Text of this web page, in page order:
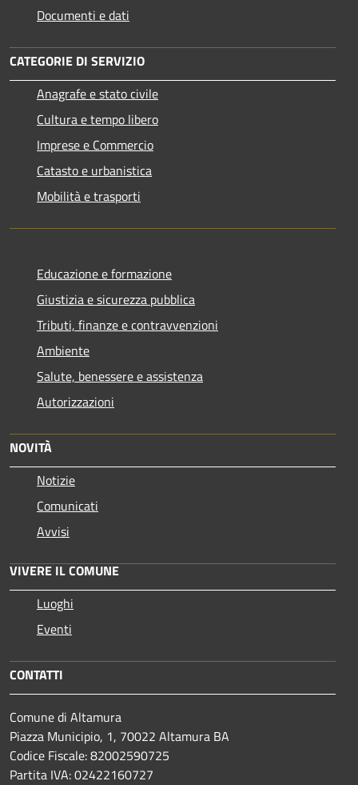
Documenti e dati
CATEGORIE DI SERVIZIO
Anagrafe e stato civile
Cultura e tempo libero
Imprese e Commercio
Catasto e urbanistica
Mobilità e trasporti
Educazione e formazione
Giustizia e sicurezza pubblica
Tributi, finanze e contravvenzioni
Ambiente
Salute, benessere e assistenza
Autorizzazioni
NOVITÀ
Notizie
Comunicati
Avvisi
VIVERE IL COMUNE
Luoghi
Eventi
CONTATTI
Comune di Altamura
Piazza Municipio, 1, 70022 Altamura BA
Codice Fiscale: 82002590725
Partita IVA: 02422160727